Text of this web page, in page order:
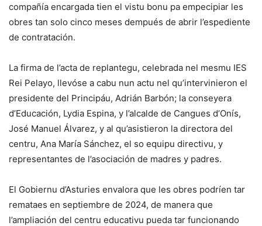
compañía encargada tien el vistu bonu pa empecipiar les
obres tan solo cinco meses dempués de abrir l’espediente
de contratación.
La firma de l’acta de replantegu, celebrada nel mesmu IES
Rei Pelayo, llevóse a cabu nun actu nel qu’intervinieron el
presidente del Principáu, Adrián Barbón; la conseyera
d’Educación, Lydia Espina, y l’alcalde de Cangues d’Onís,
José Manuel Álvarez, y al qu’asistieron la directora del
centru, Ana María Sánchez, el so equipu directivu, y
representantes de l’asociación de madres y padres.
El Gobiernu d’Asturies envalora que les obres podríen tar
remataes en septiembre de 2024, de manera que
l’ampliación del centru educativu pueda tar funcionando